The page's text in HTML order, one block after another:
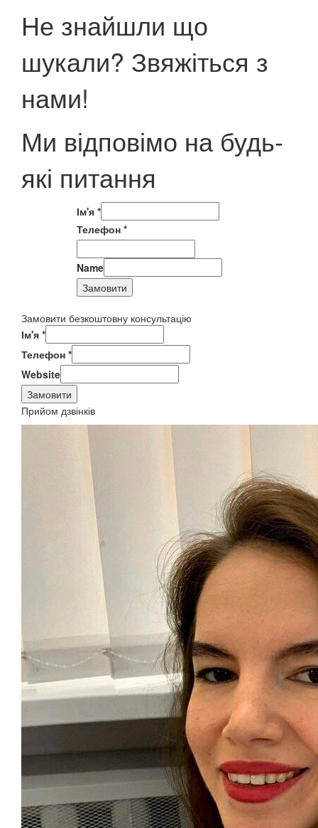
Не знайшли що
шукали? Звяжіться з
нами!
Ми відповімо на будь-
які питання
Ім'я *
Телефон *
Name
Замовити
Замовити безкоштовну консультацію
Ім'я *
Телефон *
Website
Замовити
Прийом дзвінків